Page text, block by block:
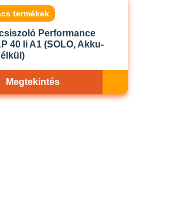
termékek
Performance
40 li A1 (SOLO, Akku-
Megtekintés